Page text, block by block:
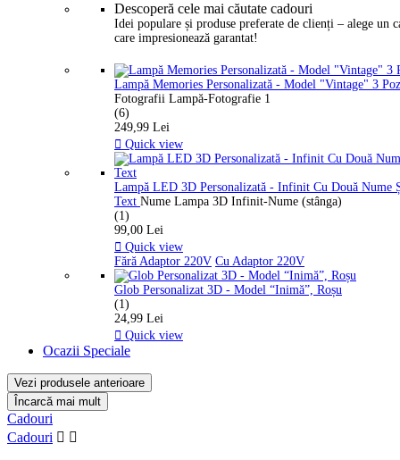
Descoperă cele mai căutate cadouri
Idei populare și produse preferate de clienți – alege un
care impresionează garantat!
Lampă Memories Personalizată - Model "Vintage" 3
Fotografii Lampă-Fotografie 1
(6)
249,99 Lei
 Quick view
Lampă LED 3D Personalizată - Infinit Cu Două Nume
Text Nume Lampa 3D Infinit-Nume (stânga)
(1)
99,00 Lei
 Quick view
Fără Adaptor 220V Cu Adaptor 220V
Glob Personalizat 3D - Model “Inimă”, Roșu
(1)
24,99 Lei
 Quick view
Ocazii Speciale
Ștergeți filtrele
Preț
Lei
Vizualizați produsele a
Vezi produsele anterioare
Încarcă mai mult
Cadouri
Cadouri  